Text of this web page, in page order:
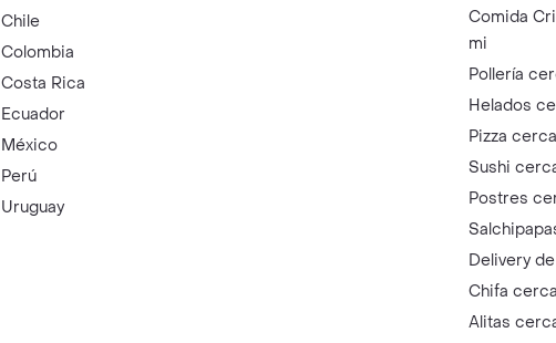
Chile
Colombia
Costa Rica
Ecuador
México
Perú
Uruguay
Comida
mi
Pollería
Helados
Pizza
Sushi
Postres
Delivery
Chifa
Alitas